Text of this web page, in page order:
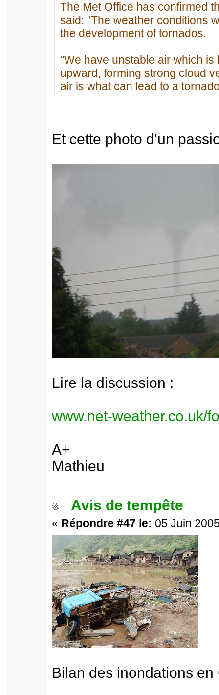
The Met Office has confirmed
said: "The weather conditions
the development of tornados.
"We have unstable air which
upward, forming strong cloud
air is what can lead to a
Et cette photo d'un
Lire la discussion :
www.net-weather.co.uk/
A+
Mathieu
Avis de tempête
« Répondre #47 le: 05 Juin
Bilan des inondations